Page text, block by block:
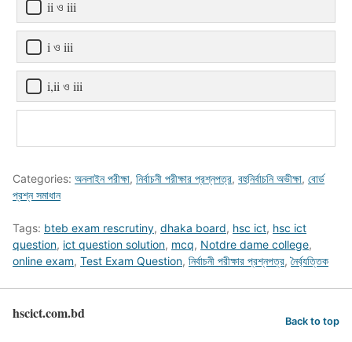
ii ও iii
i ও iii
i,ii ও iii
Categories: অনলাইন পরীক্ষা, নির্বাচনী পরীক্ষার প্রশ্নপত্র, বহুনির্বাচনি অভীক্ষা, বোর্ড
প্রশ্ন সমাধান
Tags: bteb exam rescrutiny, dhaka board, hsc ict, hsc ict
question, ict question solution, mcq, Notdre dame college,
online exam, Test Exam Question, নির্বাচনী পরীক্ষার প্রশ্নপত্র,নৈর্ব্যত্তিক
hscict.com.bd Back to top